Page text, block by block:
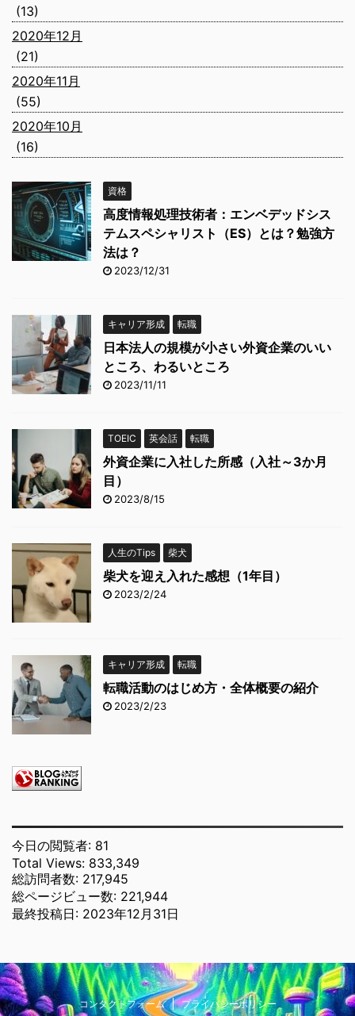
(13)
2020年12月
(21)
2020年11月
(55)
2020年10月
(16)
資格
高度情報処理技術者：エンベデッドシス
テムスペシャリスト（ES）とは？勉強方
法は？
2023/12/31
キャリア形成 転職
日本法人の規模が小さい外資企業のいい
ところ、わるいところ
2023/11/11
TOEIC 英会話 転職
外資企業に入社した所感（入社～3か月
目）
2023/8/15
人生のTips 柴犬
柴犬を迎え入れた感想（1年目）
2023/2/24
キャリア形成 転職
転職活動のはじめ方・全体概要の紹介
2023/2/23
今日の閲覧者: 81
Total Views: 833,349
総訪問者数: 217,945
総ページビュー数: 221,944
最終投稿日: 2023年12月31日
コンタクトフォーム プライバシーポリシー